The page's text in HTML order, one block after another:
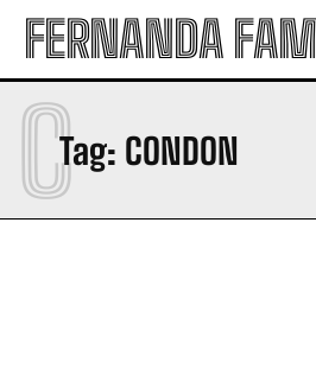
FERNANDA
Tag: CONDON
C